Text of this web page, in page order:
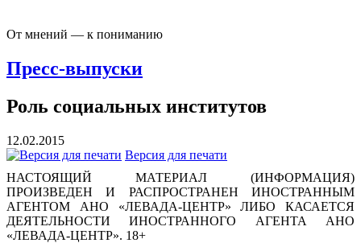
От мнений — к пониманию
Пресс-выпуски
Роль социальных институтов
12.02.2015
Версия для печати
НАСТОЯЩИЙ МАТЕРИАЛ (ИНФОРМАЦИЯ)
ПРОИЗВЕДЕН И РАСПРОСТРАНЕН ИНОСТРАННЫМ
АГЕНТОМ АНО «ЛЕВАДА-ЦЕНТР» ЛИБО КАСАЕТСЯ
ДЕЯТЕЛЬНОСТИ ИНОСТРАННОГО АГЕНТА АНО
«ЛЕВАДА-ЦЕНТР». 18+